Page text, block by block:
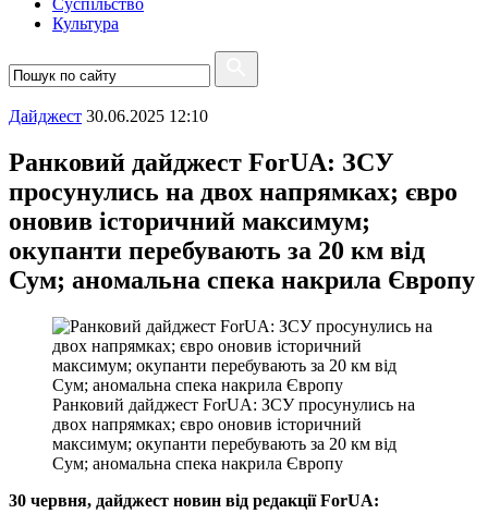
Суспiльство
Культура
Дайджест 30.06.2025 12:10
Ранковий дайджест ForUА: ЗСУ
просунулись на двох напрямках; євро
оновив історичний максимум;
окупанти перебувають за 20 км від
Сум; аномальна спека накрила Європу
Ранковий дайджест ForUА: ЗСУ просунулись на
двох напрямках; євро оновив історичний
максимум; окупанти перебувають за 20 км від
Сум; аномальна спека накрила Європу
30 червня, дайджест новин від редакції ForUА: